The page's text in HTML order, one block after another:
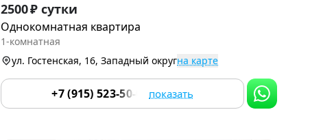
1
of
2500 ₽ сутки
Однокомнатная квартира
1-комнатная
ул. Гостенская, 16, Западный округна карте
+7 (915) 523-50-05 показать